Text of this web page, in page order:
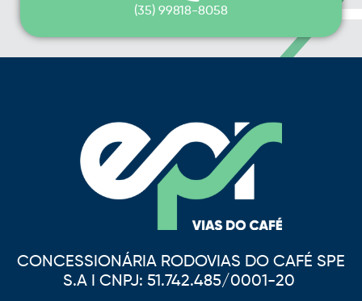
(35) 99818-8058
CONCESSIONÁRIA RODOVIAS DO CAFÉ SPE
S.A I CNPJ: 51.742.485/0001-20